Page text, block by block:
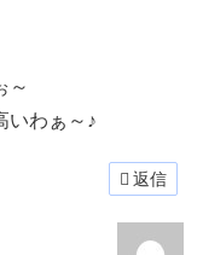
～
いわぁ～♪
返信